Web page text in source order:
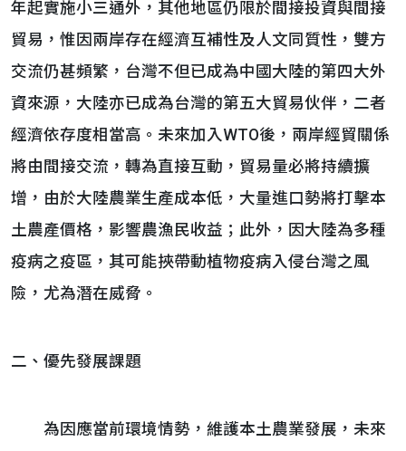
年起實施小三通外，其他地區仍限於間接投資與間接
貿易，惟因兩岸存在經濟互補性及人文同質性，雙方
交流仍甚頻繁，台灣不但已成為中國大陸的第四大外
資來源，大陸亦已成為台灣的第五大貿易伙伴，二者
經濟依存度相當高。未來加入WTO後，兩岸經貿關係
將由間接交流，轉為直接互動，貿易量必將持續擴
增，由於大陸農業生產成本低，大量進口勢將打擊本
土農產價格，影響農漁民收益；此外，因大陸為多種
疫病之疫區，其可能挾帶動植物疫病入侵台灣之風
險，尤為潛在威脅。
二、優先發展課題
為因應當前環境情勢，維護本土農業發展，未來